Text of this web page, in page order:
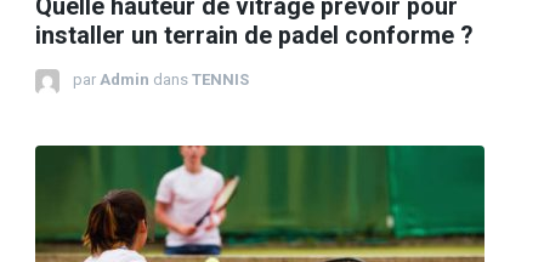
Quelle hauteur de vitrage prévoir pour
installer un terrain de padel conforme ?
par Admin dans TENNIS